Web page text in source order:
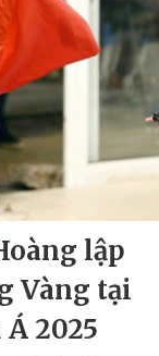
lập
Vàng tại
2025